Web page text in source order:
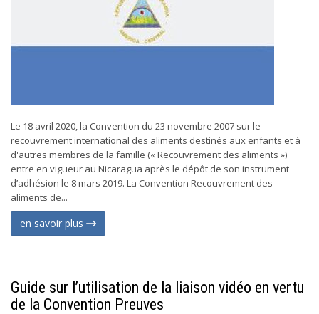
Le 18 avril 2020, la Convention du 23 novembre 2007 sur le
recouvrement international des aliments destinés aux enfants et à
d'autres membres de la famille (« Recouvrement des aliments »)
entre en vigueur au Nicaragua après le dépôt de son instrument
d’adhésion le 8 mars 2019. La Convention Recouvrement des
aliments de...
en savoir plus
Guide sur l’utilisation de la liaison vidéo en vertu
de la Convention Preuves